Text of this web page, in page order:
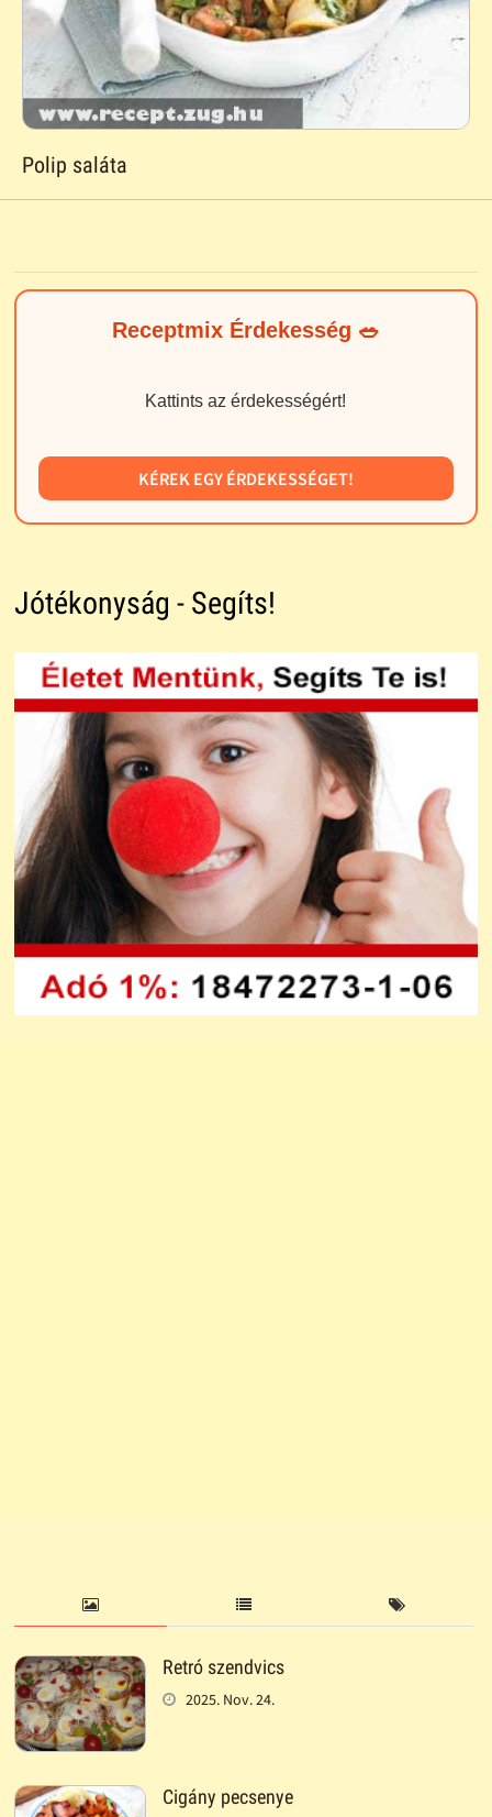
Polip saláta
Receptmix Érdekesség 🥗
Kattints az érdekességért!
KÉREK EGY ÉRDEKESSÉGET!
Jótékonyság - Segíts!
Retró szendvics
2025. Nov. 24.
Cigány pecsenye